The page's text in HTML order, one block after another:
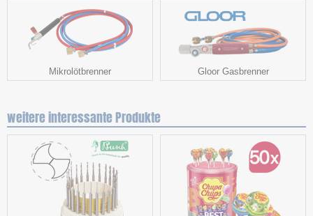
Mikrolötbrenner Gloor Gasbrenner
weitere interessante Produkte